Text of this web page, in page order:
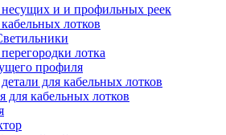
и и профильных реек
лотков
лотка
профиля
для кабельных лотков
для кабельных лотков